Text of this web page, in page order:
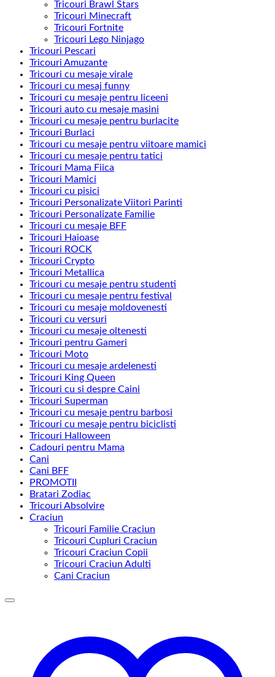
Tricouri Brawl Stars
Tricouri Minecraft
Tricouri Fortnite
Tricouri Lego Ninjago
Tricouri Pescari
Tricouri Amuzante
Tricouri cu mesaje virale
Tricouri cu mesaj funny
Tricouri cu mesaje pentru liceeni
Tricouri auto cu mesaje masini
Tricouri cu mesaje pentru burlacite
Tricouri Burlaci
Tricouri cu mesaje pentru viitoare mamici
Tricouri cu mesaje pentru tatici
Tricouri Mama Fiica
Tricouri Mamici
Tricouri cu pisici
Tricouri Personalizate Viitori Parinti
Tricouri Personalizate Familie
Tricouri cu mesaje BFF
Tricouri Haioase
Tricouri ROCK
Tricouri Crypto
Tricouri Metallica
Tricouri cu mesaje pentru studenti
Tricouri cu mesaje pentru festival
Tricouri cu mesaje moldovenesti
Tricouri cu versuri
Tricouri cu mesaje oltenesti
Tricouri pentru Gameri
Tricouri Moto
Tricouri cu mesaje ardelenesti
Tricouri King Queen
Tricouri cu si despre Caini
Tricouri Superman
Tricouri cu mesaje pentru barbosi
Tricouri cu mesaje pentru biciclisti
Tricouri Halloween
Cadouri pentru Mama
Cani
Cani BFF
PROMOTII
Bratari Zodiac
Tricouri Absolvire
Craciun
Tricouri Familie Craciun
Tricouri Cupluri Craciun
Tricouri Craciun Copii
Tricouri Craciun Adulti
Cani Craciun